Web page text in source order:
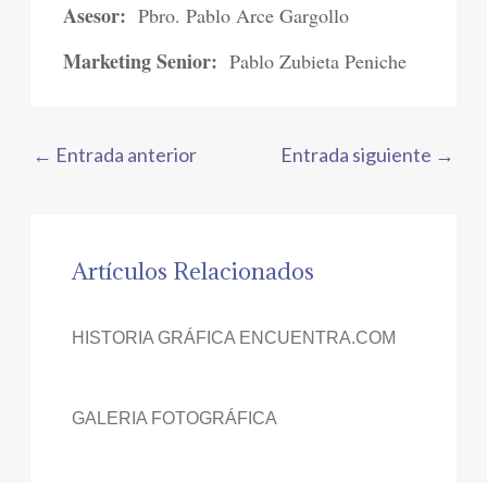
Asesor: Pbro. Pablo Arce Gargollo
Marketing Senior: Pablo Zubieta Peniche
← Entrada anterior Entrada siguiente →
Artículos Relacionados
HISTORIA GRÁFICA ENCUENTRA.COM
GALERIA FOTOGRÁFICA